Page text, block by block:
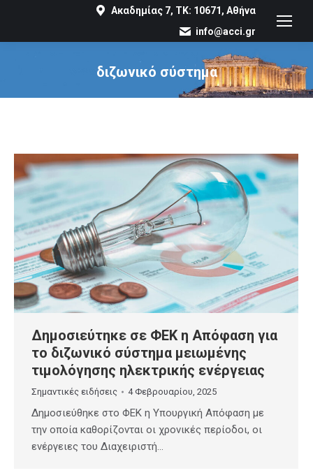
Ακαδημίας 7, ΤΚ: 10671, Αθήνα
info@acci.gr
διζωνικό σύστημα
You are here:
Δημοσιεύτηκε σε ΦΕΚ η Απόφαση για
το διζωνικό σύστημα μειωμένης
τιμολόγησης ηλεκτρικής ενέργειας
Σημαντικές ειδήσεις 4 Φεβρουαρίου, 2025
Δημοσιεύθηκε στο ΦΕΚ η Υπουργική Απόφαση με
την οποία καθορίζονται οι χρονικές περίοδοι, οι
ενέργειες του Διαχειριστή…